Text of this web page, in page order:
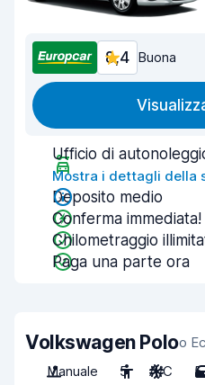
8,4 Buona
Ufficio di
Mostra i dettagli della
Deposito medio
Conferma immediata!
Chilometraggio
Paga una parte ora
Volkswagen Poloo
Manuale
5 A/C 5